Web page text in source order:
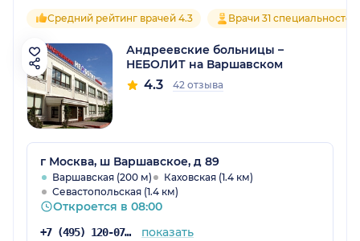
Средний рейтинг врачей 4.3 Врачи 31 специальностей
Андреевские больницы –
НЕБОЛИТ на Варшавском
4.3 42 отзыва
г Москва, ш Варшавское, д 89
Варшавская (200 м)
Каховская (1.4 км)
Севастопольская (1.4 км)
Откроется в 08:00
+7 (495) 120-07-07 показать